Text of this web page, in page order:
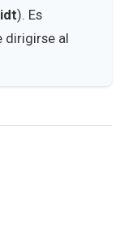
). Es
dirigirse al